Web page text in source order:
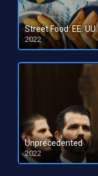
Street Food: EE. UU.
2022
HD 1080pHD 720p
Unprecedented
2022
HD 1080pHD 720p